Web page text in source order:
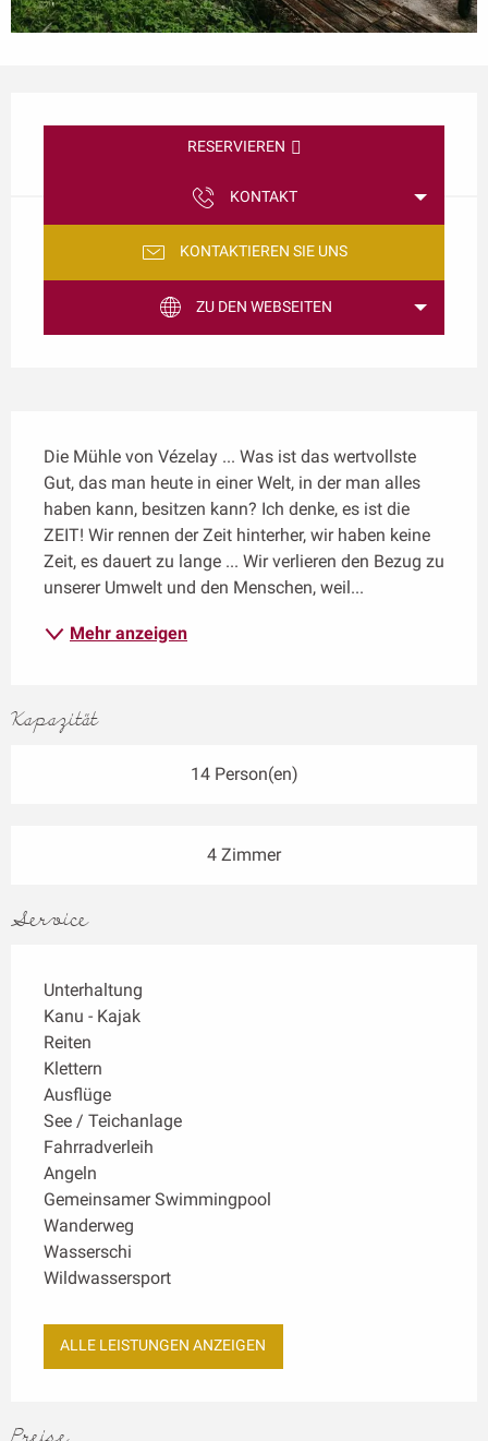
RESERVIEREN
KONTAKT
KONTAKTIEREN SIE UNS
ZU DEN WEBSEITEN
Die Mühle von Vézelay ... Was ist das wertvollste
Gut, das man heute in einer Welt, in der man alles
haben kann, besitzen kann? Ich denke, es ist die
ZEIT! Wir rennen der Zeit hinterher, wir haben keine
Zeit, es dauert zu lange ... Wir verlieren den Bezug zu
unserer Umwelt und den Menschen, weil...
Mehr anzeigen
Kapazität
14 Person(en)
4 Zimmer
Service
Unterhaltung
Kanu - Kajak
Reiten
Klettern
Ausflüge
See / Teichanlage
Fahrradverleih
Angeln
Gemeinsamer Swimmingpool
Wanderweg
Wasserschi
Wildwassersport
ALLE LEISTUNGEN ANZEIGEN